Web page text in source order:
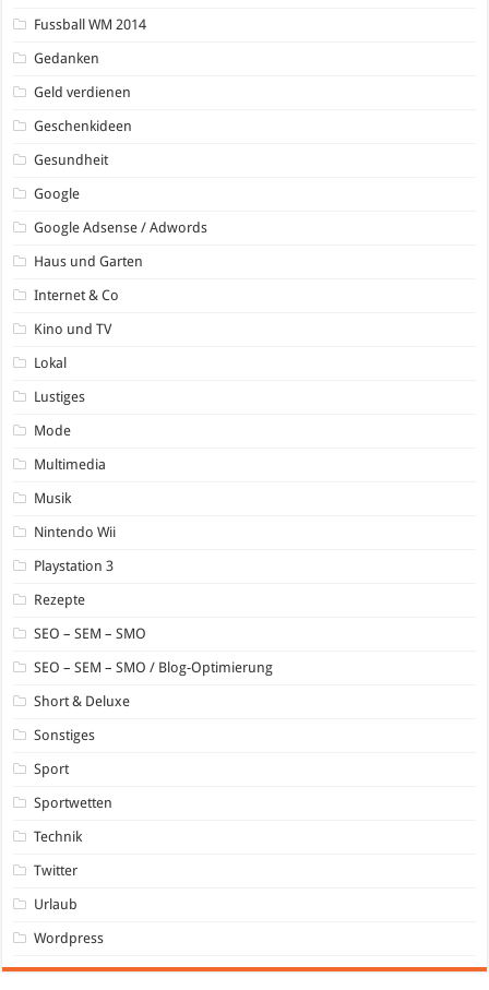
Fussball WM 2014
Gedanken
Geld verdienen
Geschenkideen
Gesundheit
Google
Google Adsense / Adwords
Haus und Garten
Internet & Co
Kino und TV
Lokal
Lustiges
Mode
Multimedia
Musik
Nintendo Wii
Playstation 3
Rezepte
SEO – SEM – SMO
SEO – SEM – SMO / Blog-Optimierung
Short & Deluxe
Sonstiges
Sport
Sportwetten
Technik
Twitter
Urlaub
Wordpress